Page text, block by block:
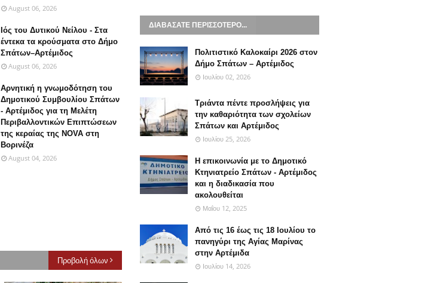
August 06, 2026
Ιός του Δυτικού Νείλου - Στα
έντεκα τα κρούσματα στο Δήμο
Σπάτων–Αρτέμιδος
August 06, 2026
Αρνητική η γνωμοδότηση του
Δημοτικού Συμβουλίου Σπάτων
- Αρτέμιδος για τη Μελέτη
Περιβαλλοντικών Επιπτώσεων
της κεραίας της NOVA στη
Βορινέζα
August 04, 2026
Προβολή όλων
ΔΙΑΒΑΣΑΤΕ ΠΕΡΙΣΣΟΤΕΡΟ...
Πολιτιστικό Καλοκαίρι 2026 στον
Δήμο Σπάτων – Αρτέμιδος
Ιουλίου 02, 2026
Τριάντα πέντε προσλήψεις για
την καθαριότητα των σχολείων
Σπάτων και Αρτέμιδος
Ιουλίου 25, 2026
Η επικοινωνία με το Δημοτικό
Κτηνιατρείο Σπάτων - Αρτέμιδος
και η διαδικασία που
ακολουθείται
Μαΐου 12, 2025
Από τις 16 έως τις 18 Ιουλίου το
πανηγύρι της Αγίας Μαρίνας
στην Αρτέμιδα
Ιουλίου 14, 2026